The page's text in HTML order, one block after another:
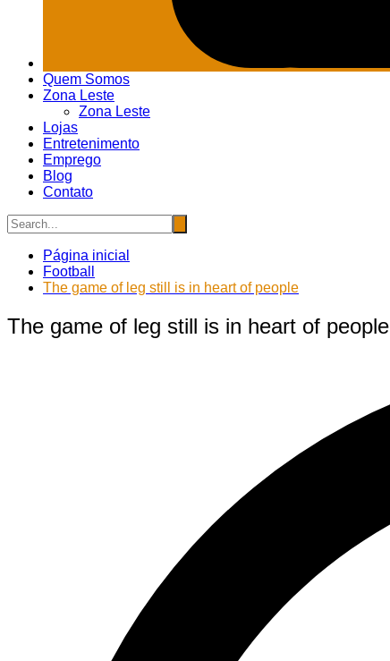
Quem Somos
Zona Leste
Zona Leste
Lojas
Entretenimento
Emprego
Blog
Contato
Página inicial
Football
The game of leg still is in heart of people
The game of leg still is in heart of people